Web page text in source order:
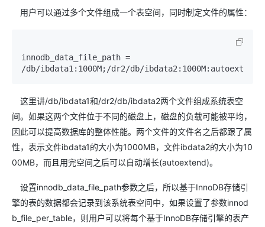
用户可以通过多个文件组成一个表空间，同时制定文件的属性：
innodb_data_file_path =
/db/ibdata1:1000M;/dr2/db/ibdata2:1000M:autoextend
这里讲/db/ibdata1和/dr2/db/ibdata2两个文件组成系统表空
间。如果这两个文件位于不同的磁盘上，磁盘的负载可能被平均，
因此可以提高数据库的整体性能。两个文件的文件名之后都跟了属
性，表示文件ibdata1的大小为1000MB，文件ibdata2的大小为10
00MB，而且用完空间之后可以自动增长(autoextend)。
设置innodb_data_file_path参数之后，所以基于InnoDB存储引
擎的表的数据都会记录到该系统表空间中，如果设置了参数innod
b_file_per_table，则用户可以将每个基于InnoDB存储引擎的表产